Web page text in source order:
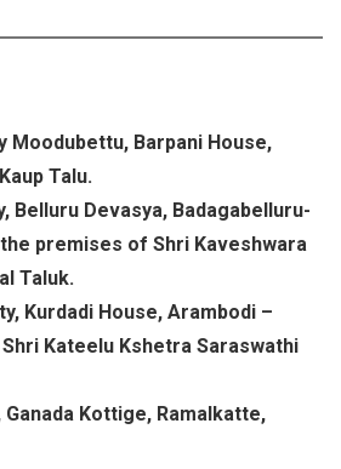
Moodubettu, Barpani House,
Talu.
Belluru Devasya, Badagabelluru-
premises of Shri Kaveshwara
Taluk.
Kurdadi House, Arambodi –
Kateelu Kshetra Saraswathi
Kottige, Ramalkatte,